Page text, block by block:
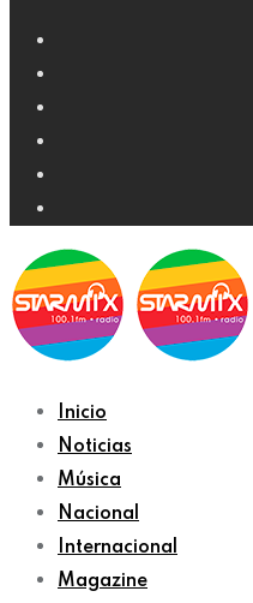
Inicio
Noticias
Música
Nacional
Internacional
Magazine